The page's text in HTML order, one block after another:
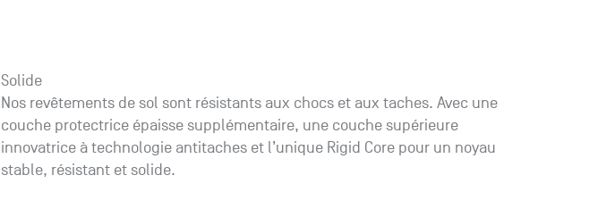
Solide
Nos revêtements de sol sont résistants aux chocs et aux taches. Avec une
couche protectrice épaisse supplémentaire, une couche supérieure
innovatrice à technologie antitaches et l’unique Rigid Core pour un noyau
stable, résistant et solide.